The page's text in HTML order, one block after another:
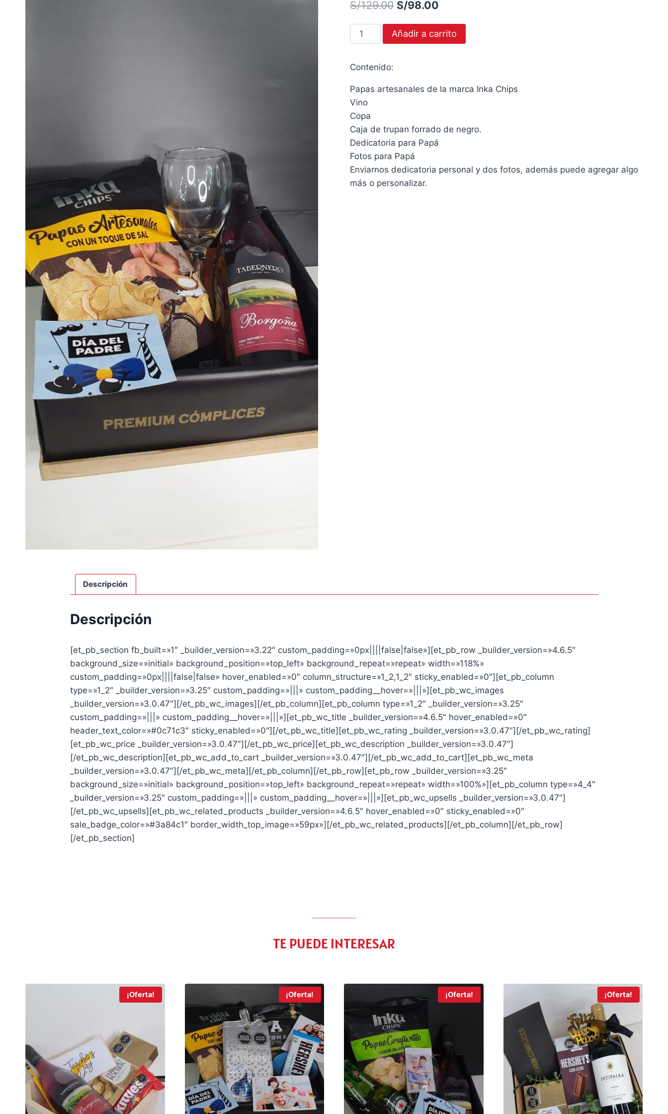
S/129.00 El
precio
original
S/98.00
precio
actual
Vino
Tarbenero
papas
Inca
chips
y
copa
cantidad
Añadir a carrito
Contenido:
Papas artesanales de la marca Inka Chips
Vino
Copa
Caja de trupan forrado de negro.
Dedicatoria para Papá
Fotos para Papá
Enviarnos dedicatoria personal y dos fotos, además puede agregar algo
más o personalizar.
Descripción
Descripción
[et_pb_section fb_built=»1″ _builder_version=»3.22″ custom_padding=»0px||||false|false»][et_pb_row _builder_version=»4.6.5″
background_size=»initial» background_position=»top_left» background_repeat=»repeat» width=»118%»
custom_padding=»0px||||false|false» hover_enabled=»0″ column_structure=»1_2,1_2″ sticky_enabled=»0″][et_pb_column
type=»1_2″ _builder_version=»3.25″ custom_padding=»|||» custom_padding__hover=»|||»][et_pb_wc_images
_builder_version=»3.0.47″][/et_pb_wc_images][/et_pb_column][et_pb_column type=»1_2″ _builder_version=»3.25″
custom_padding=»|||» custom_padding__hover=»|||»][et_pb_wc_title _builder_version=»4.6.5″ hover_enabled=»0″
header_text_color=»#0c71c3″ sticky_enabled=»0″][/et_pb_wc_title][et_pb_wc_rating _builder_version=»3.0.47″][/et_pb_wc_rating]
[et_pb_wc_price _builder_version=»3.0.47″][/et_pb_wc_price][et_pb_wc_description _builder_version=»3.0.47″]
[/et_pb_wc_description][et_pb_wc_add_to_cart _builder_version=»3.0.47″][/et_pb_wc_add_to_cart][et_pb_wc_meta
_builder_version=»3.0.47″][/et_pb_wc_meta][/et_pb_column][/et_pb_row][et_pb_row _builder_version=»3.25″
background_size=»initial» background_position=»top_left» background_repeat=»repeat» width=»100%»][et_pb_column type=»4_4″
_builder_version=»3.25″ custom_padding=»|||» custom_padding__hover=»|||»][et_pb_wc_upsells _builder_version=»3.0.47″]
[/et_pb_wc_upsells][et_pb_wc_related_products _builder_version=»4.6.5″ hover_enabled=»0″ sticky_enabled=»0″
sale_badge_color=»#3a84c1″ border_width_top_image=»59px»][/et_pb_wc_related_products][/et_pb_column][/et_pb_row]
[/et_pb_section]
TE PUEDE INTERESAR
¡Oferta! ¡Oferta! ¡Oferta! ¡Oferta!